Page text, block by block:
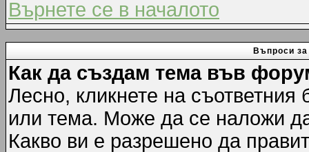
Върнете се в началото
Въпроси
Как да създам тема във
Лесно, кликнете на
или тема. Може да се наложи
Какво ви е разрешено да